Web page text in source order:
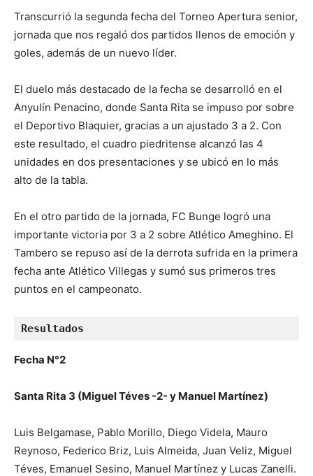
Transcurrió la segunda fecha del Torneo Apertura senior,
jornada que nos regaló dos partidos llenos de emoción y
goles, además de un nuevo líder.
El duelo más destacado de la fecha se desarrolló en el
Anyulín Penacino, donde Santa Rita se impuso por sobre
el Deportivo Blaquier, gracias a un ajustado 3 a 2. Con
este resultado, el cuadro piedritense alcanzó las 4
unidades en dos presentaciones y se ubicó en lo más
alto de la tabla.
En el otro partido de la jornada, FC Bunge logró una
importante victoria por 3 a 2 sobre Atlético Ameghino. El
Tambero se repuso así de la derrota sufrida en la primera
fecha ante Atlético Villegas y sumó sus primeros tres
puntos en el campeonato.
Resultados
Fecha N°2
Santa Rita 3 (Miguel Téves -2- y Manuel Martínez)
Luis Belgamase, Pablo Morillo, Diego Videla, Mauro
Reynoso, Federico Briz, Luis Almeida, Juan Veliz, Miguel
Téves, Emanuel Sesino, Manuel Martínez y Lucas Zanelli.